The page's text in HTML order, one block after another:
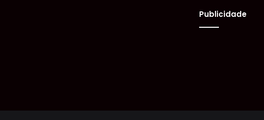
Publicidade